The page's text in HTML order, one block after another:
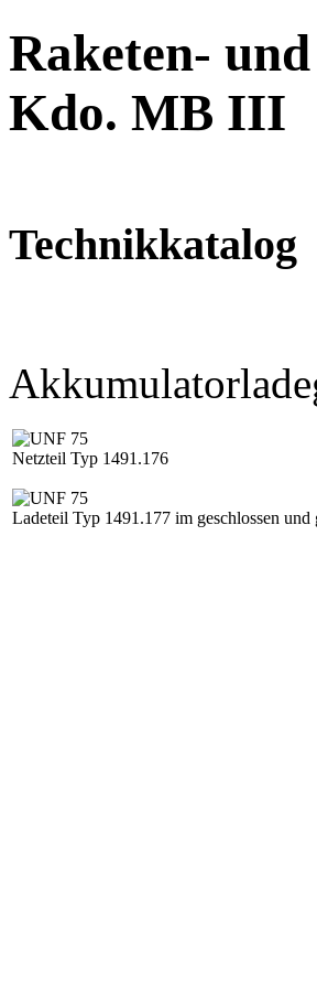
Raketen-
Kdo. MB III
Technikkatalog
Netzteil Typ 1491.176
Ladeteil Typ 1491.177 im geschlossen und